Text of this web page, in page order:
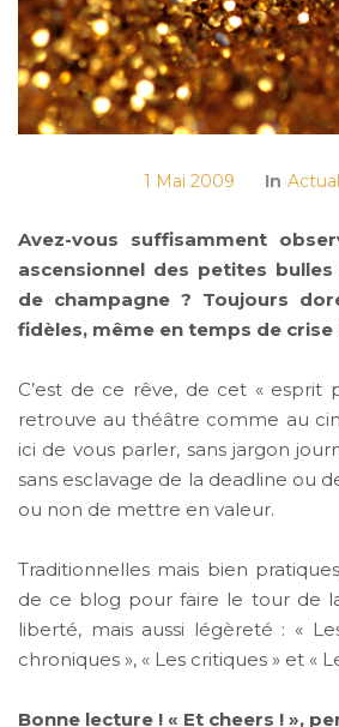
1 Mai 2009 In
Avez-vous suffisamment
ascensionnel des petites
de champagne ? Toujours
fidèles, même en temps de crise
C’est de ce rêve, de cet « esprit
retrouve au théâtre comme au
ici de vous parler, sans jargon
sans esclavage de la deadline ou
ou non de mettre en valeur.
Traditionnelles mais bien
de ce blog pour faire le tour de
liberté, mais aussi légèreté : «
chroniques », « Les critiques » et «
Bonne lecture ! « Et cheers ! »,